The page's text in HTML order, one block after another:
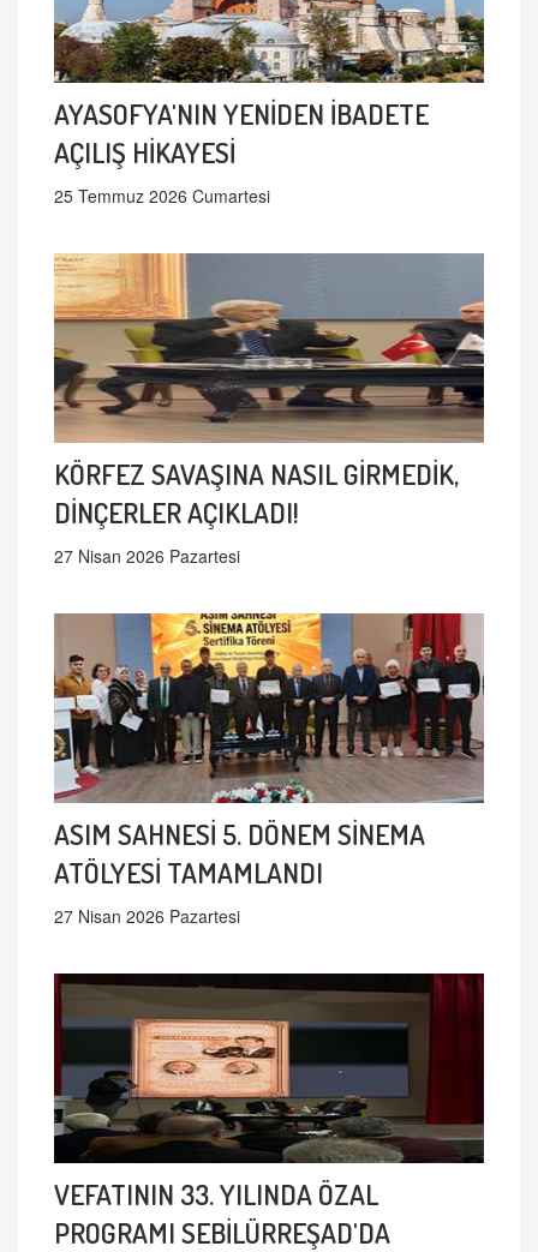
AYASOFYA'NIN YENİDEN İBADETE
AÇILIŞ HİKAYESİ
25 Temmuz 2026 Cumartesi
KÖRFEZ SAVAŞINA NASIL GİRMEDİK,
DİNÇERLER AÇIKLADI!
27 Nisan 2026 Pazartesi
ASIM SAHNESİ 5. DÖNEM SİNEMA
ATÖLYESİ TAMAMLANDI
27 Nisan 2026 Pazartesi
VEFATININ 33. YILINDA ÖZAL
PROGRAMI SEBİLÜRREŞAD'DA